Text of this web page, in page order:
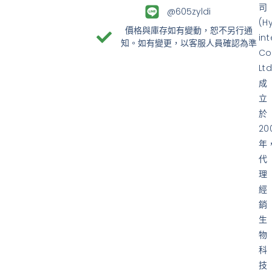
司
成
立
於
年
代
理
經
銷
生
物
科
技
@605zyldi
價格與庫存如有變動，恕不另行通
知。如有變更，以客服人員確認為準